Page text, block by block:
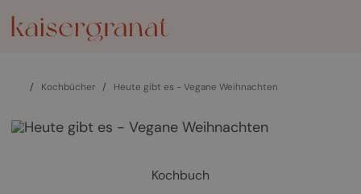
/ Kochbücher / Heute gibt es - Vegane Weihnachten
Kochbuch